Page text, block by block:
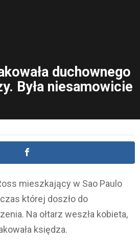
duchownego
Była niesamowicie
mieszkający w Sao Paulo
której doszło do
Na ołtarz weszła kobieta,
księdza.